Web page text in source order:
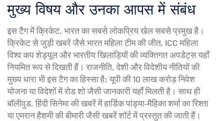
मुख्य विषय और उनका आपस में संबंध
इस टैग मेंक्रिकेट, भारत का सबसे लोकप्रिय खेलसबसे प्रमुख है।
क्रिकेट से जुड़ी खबरें जैसे भारत महिला टीम की जीत, ICC महिला
विश्व कप शेड्यूल और भारतीय खिलाड़ियों की व्यक्तिगत अपडेट्स यहाँ
नियमित रूप से दिखती हैं।राजनीति,देशी और विदेशीय नीतियों की
मुख्य धाराभी इस टैग का हिस्सा है; यूपी की 10 लाख करोड़ निवेश
योजना या विदेशों में रोड शो जैसी जानकारी यहाँ मिलती है। साथ ही
बॉलीवुड,हिंदी सिनेमा की खबरेंमें हार्डिक पांड्या‑मैहिका शर्मा का रिश्ता
या एमरान हैशमी की बीमारी जैसी खबरें शॉर्ट में प्रस्तुत की जाती हैं।